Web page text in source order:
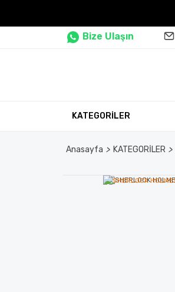
Bize Ulaşın
KATEGORİLER
Anasayfa KATEGORİLER